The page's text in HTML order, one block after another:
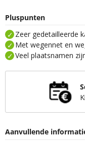
Pluspunten
Zeer gedetailleerde
Met wegennet en
Veel plaatsnamen
Aanvullende